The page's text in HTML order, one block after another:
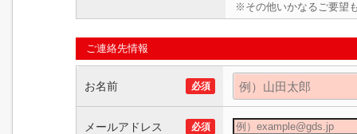
※その他いかなるご要望
ご連絡先情報
お名前 必須
メールアドレス 必須